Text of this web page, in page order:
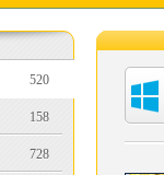
520
158
728